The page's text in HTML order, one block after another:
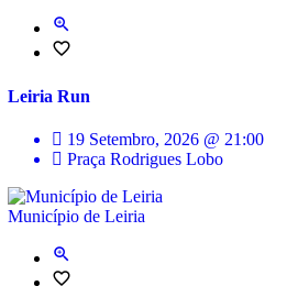
Leiria Run
19 Setembro, 2026 @ 21:00
Praça Rodrigues Lobo
Município de Leiria